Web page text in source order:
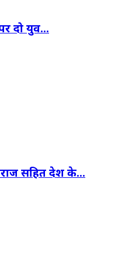
दो युव...
सहित देश के...